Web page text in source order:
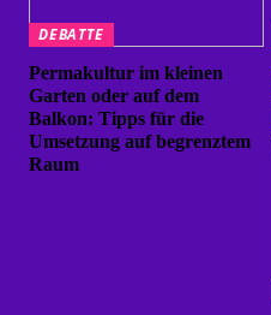
DEBATTE
Permakultur im kleinen
Garten oder auf dem
Balkon: Tipps für die
Umsetzung auf begrenztem
Raum